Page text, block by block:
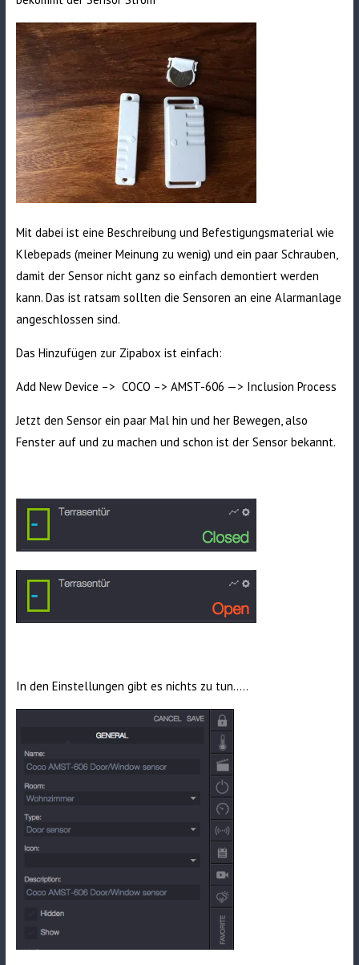
Mit dabei ist eine Beschreibung und Befestigungsmaterial wie
Klebepads (meiner Meinung zu wenig) und ein paar Schrauben,
damit der Sensor nicht ganz so einfach demontiert werden
kann. Das ist ratsam sollten die Sensoren an eine Alarmanlage
angeschlossen sind.
Das Hinzufügen zur Zipabox ist einfach:
Add New Device –> COCO –> AMST-606 —> Inclusion Process
Jetzt den Sensor ein paar Mal hin und her Bewegen, also
Fenster auf und zu machen und schon ist der Sensor bekannt.
In den Einstellungen gibt es nichts zu tun…..